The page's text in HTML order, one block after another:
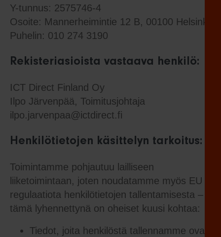
Y-tunnus: 2575746-4
Osoite: Mannerheimintie 12 B, 00100 Helsinki
Puhelin: 010 274 3190
Rekisteriasioista vastaava henkilö:
ICT Direct Finland Oy
Ilpo Järvenpää, Toimitusjohtaja
ilpo.jarvenpaa@ictdirect.fi
Henkilötietojen käsittelyn tarkoitus:
Toimintamme pohjautuu lailliseen
liiketoimintaan, joten noudatamme myös EU
regulaatiota henkilötietojen tallentamisesta –
tämä lyhennettynä on oheiset kuusi kohtaa:
Tiedot, joita henkilöstä tallennamme ovat